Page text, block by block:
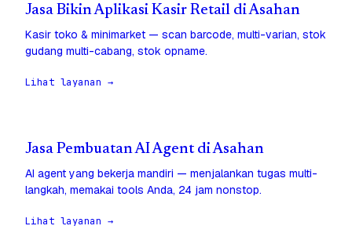
Jasa Bikin Aplikasi Kasir Retail di Asahan
Kasir toko & minimarket — scan barcode, multi-varian, stok
gudang multi-cabang, stok opname.
Lihat layanan →
Jasa Pembuatan AI Agent di Asahan
AI agent yang bekerja mandiri — menjalankan tugas multi-
langkah, memakai tools Anda, 24 jam nonstop.
Lihat layanan →